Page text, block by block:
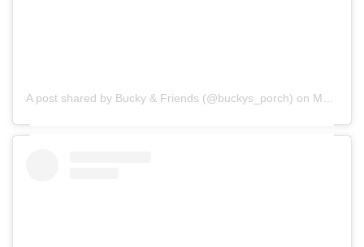
A post shared by Bucky & Friends (@buckys_porch) on Mar 18, 2020 at 12:06pm PDT